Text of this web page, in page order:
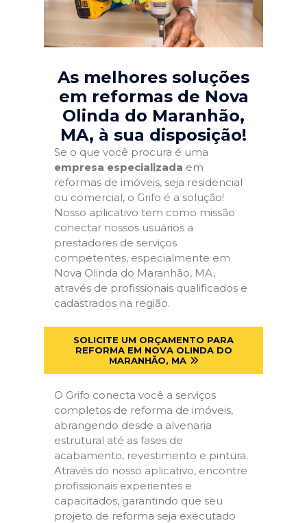
As melhores soluções
em reformas de Nova
Olinda do Maranhão,
MA, à sua disposição!
Se o que você procura é uma
empresa especializada em
reformas de imóveis, seja residencial
ou comercial, o Grifo é a solução!
Nosso aplicativo tem como missão
conectar nossos usuários a
prestadores de serviços
competentes, especialmente em
Nova Olinda do Maranhão, MA,
através de profissionais qualificados e
cadastrados na região.
SOLICITE UM ORÇAMENTO PARA
REFORMA EM NOVA OLINDA DO
MARANHÃO, MA
O Grifo conecta você a serviços
completos de reforma de imóveis,
abrangendo desde a alvenaria
estrutural até as fases de
acabamento, revestimento e pintura.
Através do nosso aplicativo, encontre
profissionais experientes e
capacitados, garantindo que seu
projeto de reforma seja executado